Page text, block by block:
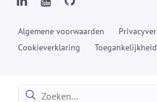
Algemene voorwaarden
Cookieverklaring
Zoeken: